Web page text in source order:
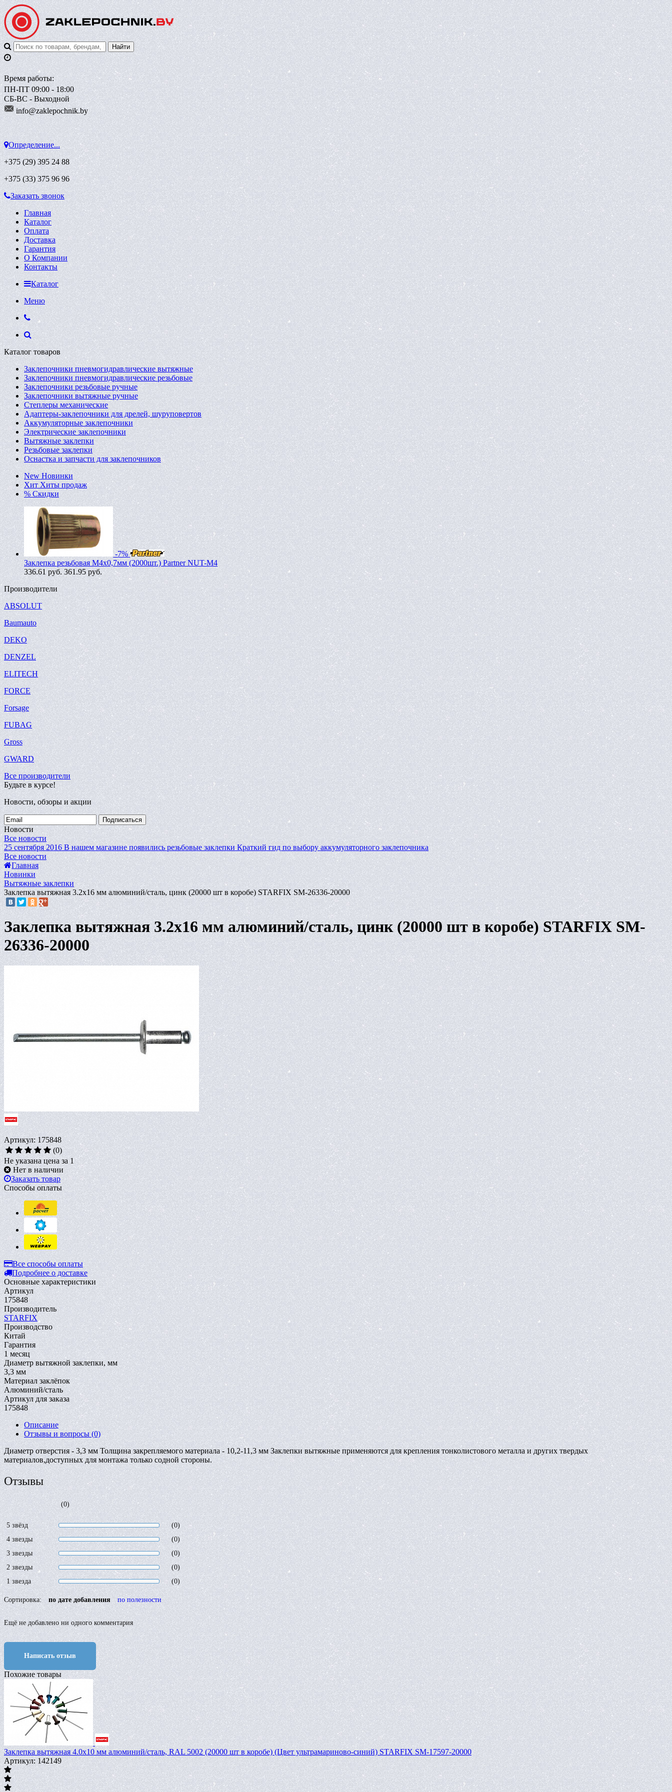
Время работы:
ПН-ПТ 09:00 - 18:00
СБ-ВС - Выходной
info@zaklepochnik.by
Определение...
+375 (29)395 24 88
+375 (33)375 96 96
Заказать звонок
Главная
Каталог
Оплата
Доставка
Гарантия
О Компании
Контакты
Каталог
Меню
Каталог товаров
Заклепочники пневмогидравлические вытяжные
Заклепочники пневмогидравлические резьбовые
Заклепочники резьбовые ручные
Заклепочники вытяжные ручные
Степлеры механические
Адаптеры-заклепочники для дрелей, шуруповертов
Аккумуляторные заклепочники
Электрические заклепочники
Вытяжные заклепки
Резьбовые заклепки
Оснастка и запчасти для заклепочников
New Новинки
Хит Хиты продаж
% Скидки
-7%
Заклепка резьбовая M4х0,7мм (2000шт.) Partner NUT-M4
336.61руб. 361.95 руб.
Производители
ABSOLUT
Baumauto
DEKO
DENZEL
ELITECH
FORCE
Forsage
FUBAG
Gross
GWARD
Все производители
Будьте в курсе!
Новости, обзоры и акции
Подписаться
Новости
Все новости
25 сентября 2016 В нашем магазине появились резьбовые заклепки Краткий гид по выбору аккумуляторного заклепочника
Все новости
Главная
Новинки
Вытяжные заклепки
Заклепка вытяжная 3.2х16 мм алюминий/сталь, цинк (20000 шт в коробе) STARFIX SM-26336-20000
Заклепка вытяжная 3.2х16 мм алюминий/сталь, цинк (20000 шт в коробе) STARFIX SM-
26336-20000
Артикул: 175848
(0)
Не указана цена за 1
Нет в наличии
Заказать товар
Способы оплаты
Все способы оплаты
Подробнее о доставке
Основные характеристики
Артикул
175848
Производитель
STARFIX
Производство
Китай
Гарантия
1 месяц
Диаметр вытяжной заклепки, мм
3,3 мм
Материал заклёпок
Алюминий/сталь
Артикул для заказа
175848
Описание
Отзывы и вопросы(0)
Диаметр отверстия - 3,3 мм Толщина закрепляемого материала - 10,2-11,3 мм Заклепки вытяжные применяются для крепления тонколистового металла и других твердых
материалов,доступных для монтажа только содной стороны.
Отзывы
(0)
5 звёзд
(0)
4 звезды
(0)
3 звезды
(0)
2 звезды
(0)
1 звезда
(0)
Сортировка: по дате добавления по полезности
Ещё не добавлено ни одного комментария
Написать отзыв
Похожие товары
Заклепка вытяжная 4.0х10 мм алюминий/сталь, RAL 5002 (20000 шт в коробе) (Цвет ультрамариново-синий) STARFIX SM-17597-20000
Артикул: 142149